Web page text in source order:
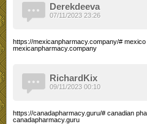
Derekdeeva
https://mexicanpharmacy.company/#
mexicanpharmacy.company
07/11/2023 23:26
RichardKix
https://canadapharmacy.guru/# canadian
canadapharmacy.guru
09/11/2023 00:10